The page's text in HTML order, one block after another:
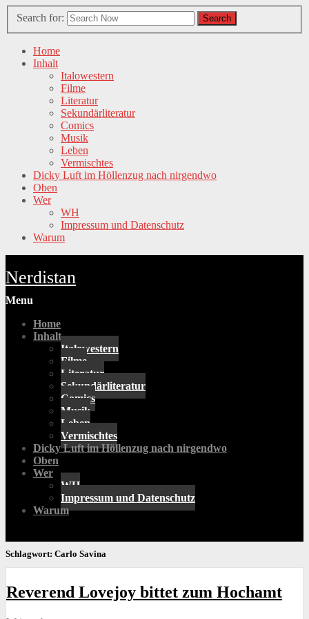
Search for: Search
Home
Inhalt
Italowestern
Filme
Literatur
Sekundärliteratur
Comics
Musik
Leben
Vermischtes
Dicky Luft im Höllenzug nach nirgendwo
Oben
Wer
WH
Impressum und Datenschutz
Warum
Nerdistan
Menu
Home
Inhalt
Italowestern
Filme
Literatur
Sekundärliteratur
Comics
Musik
Leben
Vermischtes
Dicky Luft im Höllenzug nach nirgendwo
Oben
Wer
WH
Impressum und Datenschutz
Warum
Schlagwort: Carlo Savina
Reverend Lovejoy bittet zum Hochamt